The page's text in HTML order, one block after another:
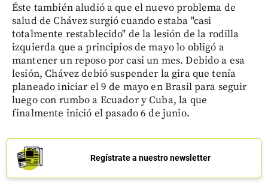
Éste también aludió a que el nuevo problema de
salud de Chávez surgió cuando estaba "casi
totalmente restablecido" de la lesión de la rodilla
izquierda que a principios de mayo lo obligó a
mantener un reposo por casi un mes. Debido a esa
lesión, Chávez debió suspender la gira que tenía
planeado iniciar el 9 de mayo en Brasil para seguir
luego con rumbo a Ecuador y Cuba, la que
finalmente inició el pasado 6 de junio.
Regístrate a nuestro newsletter